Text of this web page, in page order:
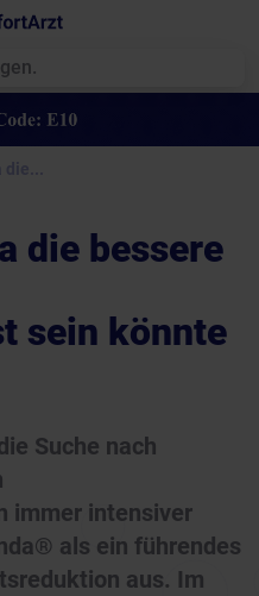
die bessere
sein könnte
Suche nach
immer intensiver
als ein führendes
aus. Im